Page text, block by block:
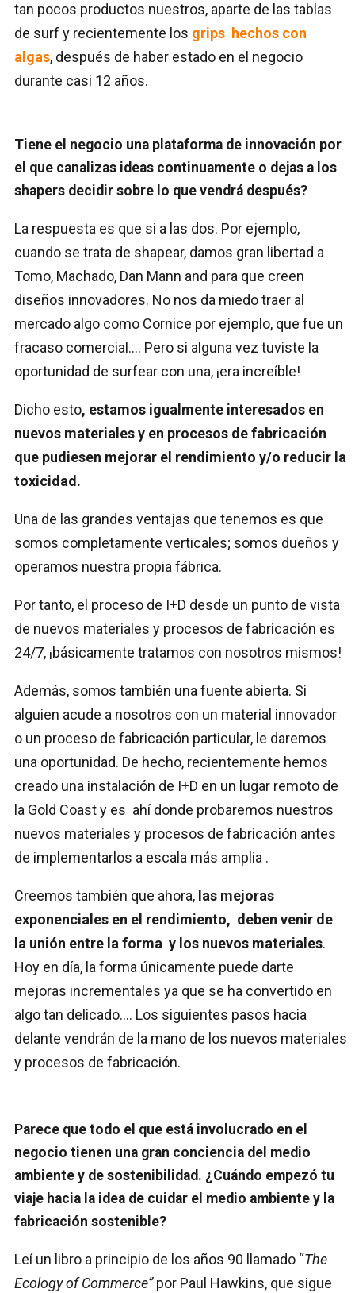
tan pocos productos nuestros, aparte de las tablas
de surf y recientemente los grips hechos con
algas, después de haber estado en el negocio
durante casi 12 años.
Tiene el negocio una plataforma de innovación por
el que canalizas ideas continuamente o dejas a los
shapers decidir sobre lo que vendrá después?
La respuesta es que si a las dos. Por ejemplo,
cuando se trata de shapear, damos gran libertad a
Tomo, Machado, Dan Mann and para que creen
diseños innovadores. No nos da miedo traer al
mercado algo como Cornice por ejemplo, que fue un
fracaso comercial…. Pero si alguna vez tuviste la
oportunidad de surfear con una, ¡era increíble!
Dicho esto, estamos igualmente interesados en
nuevos materiales y en procesos de fabricación
que pudiesen mejorar el rendimiento y/o reducir la
toxicidad.
Una de las grandes ventajas que tenemos es que
somos completamente verticales; somos dueños y
operamos nuestra propia fábrica.
Por tanto, el proceso de I+D desde un punto de vista
de nuevos materiales y procesos de fabricación es
24/7, ¡básicamente tratamos con nosotros mismos!
Además, somos también una fuente abierta. Si
alguien acude a nosotros con un material innovador
o un proceso de fabricación particular, le daremos
una oportunidad. De hecho, recientemente hemos
creado una instalación de I+D en un lugar remoto de
la Gold Coast y es ahí donde probaremos nuestros
nuevos materiales y procesos de fabricación antes
de implementarlos a escala más amplia .
Creemos también que ahora, las mejoras
exponenciales en el rendimiento, deben venir de
la unión entre la forma y los nuevos materiales.
Hoy en día, la forma únicamente puede darte
mejoras incrementales ya que se ha convertido en
algo tan delicado…. Los siguientes pasos hacia
delante vendrán de la mano de los nuevos materiales
y procesos de fabricación.
Parece que todo el que está involucrado en el
negocio tienen una gran conciencia del medio
ambiente y de sostenibilidad. ¿Cuándo empezó tu
viaje hacia la idea de cuidar el medio ambiente y la
fabricación sostenible?
Leí un libro a principio de los años 90 llamado “The
Ecology of Commerce”por Paul Hawkins, que sigue